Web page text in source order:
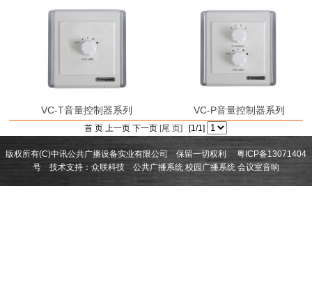
VC-T音量控制器系列 VC-P音量控制器系列
首 页 上一页 下一页 [尾 页] [1/1]
版权所有(C)中讯公共广播设备实业有限公司 保留一切权利 粤ICP备13071404
号 技术支持： 众联科技 公共广播系统 校园广播系统 会议室音响